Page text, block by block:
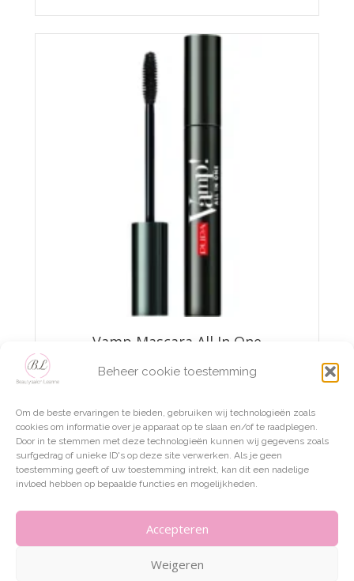
Beheer cookie toestemming
Om de beste ervaringen te bieden, gebruiken wij technologieën zoals
cookies om informatie over je apparaat op te slaan en/of te raadplegen.
Door in te stemmen met deze technologieën kunnen wij gegevens zoals
surfgedrag of unieke ID's op deze site verwerken. Als je geen
toestemming geeft of uw toestemming intrekt, kan dit een nadelige
invloed hebben op bepaalde functies en mogelijkheden.
Accepteren
Weigeren
Vamp Mascara All In One
€21,75
TOEVOEGEN AAN WINKELWAGEN